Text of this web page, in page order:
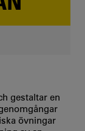
gestaltar en
övningar